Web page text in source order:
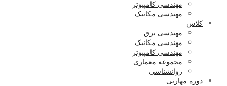
مهندسی کامپیوتر
مهندسی مکانیک
کلاس
مهندسی برق
مهندسی مکانیک
مهندسی کامپیوتر
مجموعه معماری
روانشناسی
دوره مهارتی